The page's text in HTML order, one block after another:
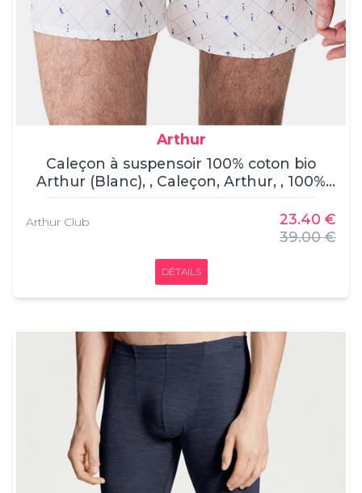
Arthur
Caleçon à suspensoir 100% coton bio
Arthur (Blanc), , Caleçon, Arthur, , 100%
coton
Arthur Club
23.40 €
39.00 €
DÉTAILS